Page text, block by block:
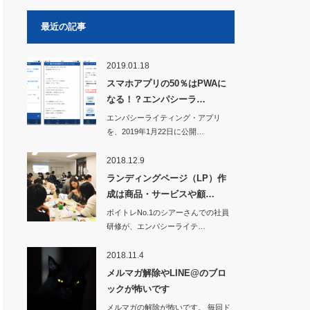
最近の記事
2019.01.18
スマホアプリの50％はPWAに
なる！？エンパシーラ…
エンパシーライティング・アプリ
を、2019年1月22日に公開…
2018.12.9
ランディングページ（LP）作
成は商品・サービスや顧…
ボイトレNo.1のシアーさんでの社員
研修が、エンパシーライテ…
2018.11.4
メルマガ解除やLINE@のブロ
ックが怖いです
メルマガの解除が怖いです。 毎回ド